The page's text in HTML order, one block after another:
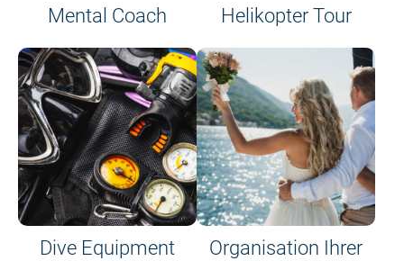
Mental Coach Helikopter Tour
Dive Equipment
Organisation Ihrer